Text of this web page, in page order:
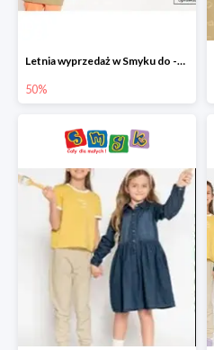
Letnia wyprzedaż w Smyku do -50%
50%